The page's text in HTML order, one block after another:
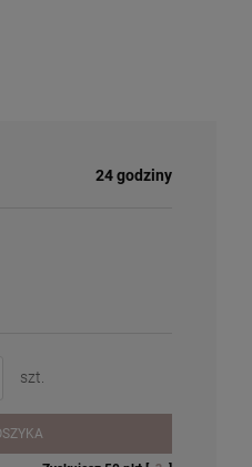
24 godziny
szt.